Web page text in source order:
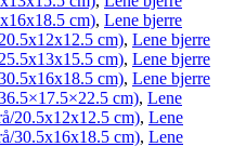
cm), Lene bjerre
cm), Lene bjerre
cm), Lene bjerre
cm), Lene bjerre
cm), Lene
20.5x12x12.5 cm), Lene
30.5x16x18.5 cm), Lene